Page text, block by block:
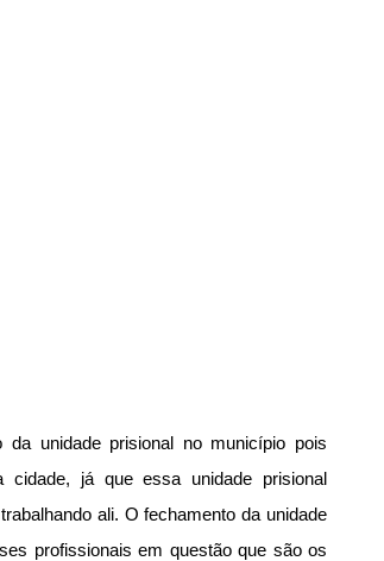
unidade prisional no município pois
cidade, já que essa unidade prisional
ali. O fechamento da unidade
profissionais em questão que são os